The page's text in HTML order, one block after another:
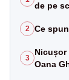
de pe
2 Ce
3
Nicușor
Oana